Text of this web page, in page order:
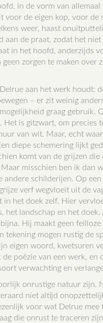
in de vorm van
de eigen kop, voor de
weer, haast
aan de praat, zodat het
in het hoofd, anderzijds
zorgen te maken over
aan het werk houdt:
– er zit weinig
graag gebruik.
Het is gitzwart, om
van wit. Maar, echt
diepe schemering lijkt
komt van de grijzen
misschien ben ik dan
schilderijen. Op
verf wegvloeit uit de
het doek zelf. Hier
het landschap en het
Hij maakt geen
tekening mogen rustig de
eigen woord, kwetsuren
poëzie van een werk,
verwachting en
onrustige natuur zijn.
niet altijd
voor wat Delrue mee
die onrust te traceren